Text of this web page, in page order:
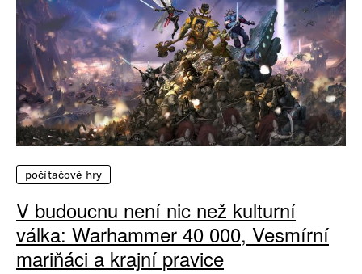
počítačové hry
V budoucnu není nic než kulturní
válka: Warhammer 40 000, Vesmírní
mariňáci a krajní pravice